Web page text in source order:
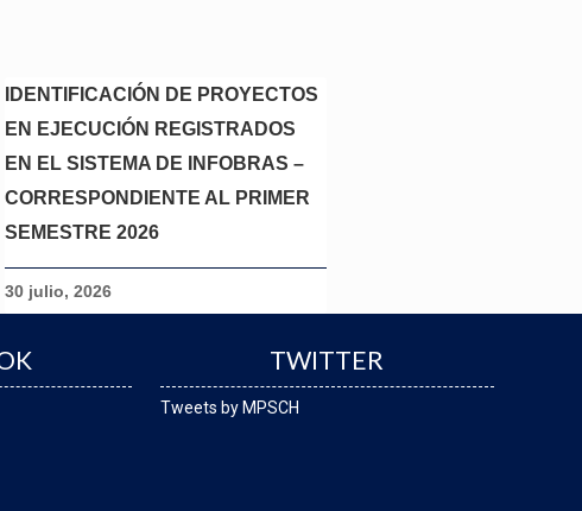
IDENTIFICACIÓN DE PROYECTOS
EN EJECUCIÓN REGISTRADOS
EN EL SISTEMA DE INFOBRAS –
CORRESPONDIENTE AL PRIMER
SEMESTRE 2026
30 julio, 2026
TWITTER
Tweets by MPSCH